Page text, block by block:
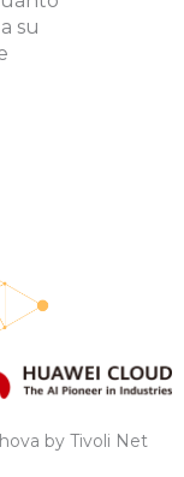
su
by Tivoli Net